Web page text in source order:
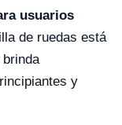
usuarios
de ruedas está
y